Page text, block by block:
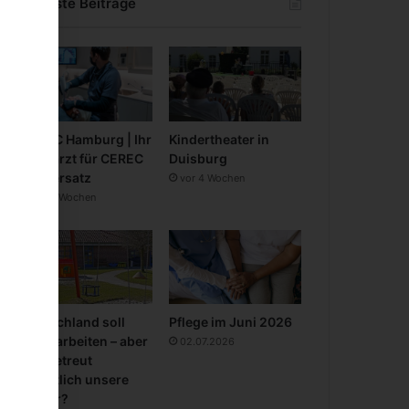
CEREC Hamburg | Ihr
Zahnarzt für CEREC
Zahnersatz
vor 3 Wochen
Kindertheater in
Duisburg
vor 4 Wochen
Deutschland soll
mehr arbeiten – aber
wer betreut
eigentlich unsere
Kinder?
Pflege im Juni 2026
02.07.2026